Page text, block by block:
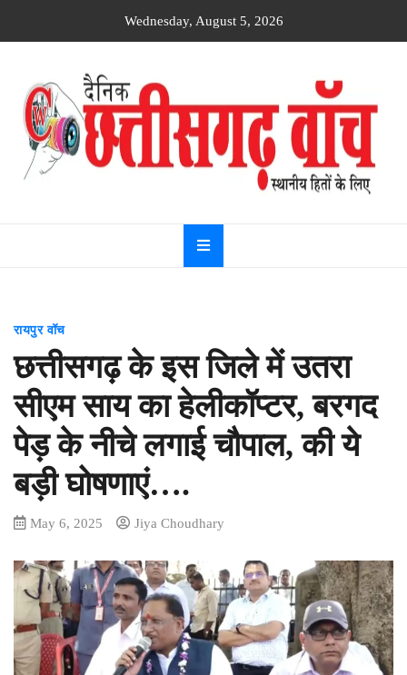
Wednesday, August 5, 2026
Dainik
Chhattisgarh
watch
रायपुर वॉच
छत्तीसगढ़ के इस जिले में उतरा
सीएम साय का हेलीकॉप्टर, बरगद
पेड़ के नीचे लगाई चौपाल, की ये
बड़ी घोषणाएं….
May 6, 2025 Jiya Choudhary